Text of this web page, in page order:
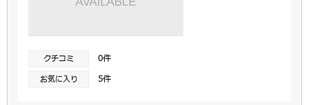
クチコミ 0件
お気に入り 5件